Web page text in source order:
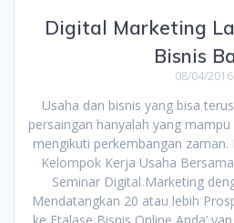
Digital Marketing
Bisnis
08/04/2016
Usaha dan bisnis yang bisa
persaingan hanyalah yang
mengikuti perkembangan zaman.
Kelompok Kerja Usaha
Seminar Digital Marketing
Mendatangkan 20 atau lebih